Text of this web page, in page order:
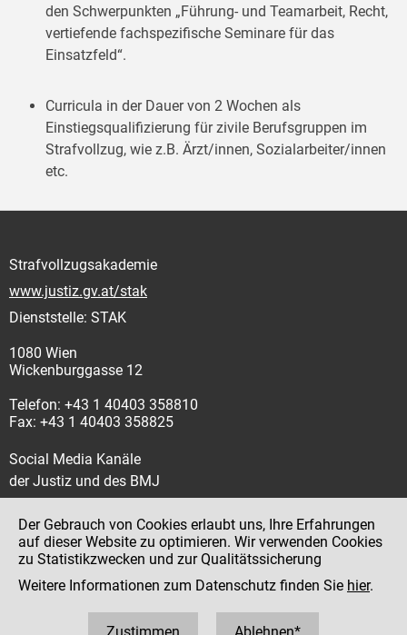
den Schwerpunkten „Führung- und Teamarbeit, Recht,
vertiefende fachspezifische Seminare für das
Einsatzfeld“.
Curricula in der Dauer von 2 Wochen als
Einstiegsqualifizierung für zivile Berufsgruppen im
Strafvollzug, wie z.B. Ärzt/innen, Sozialarbeiter/innen
etc.
Strafvollzugsakademie
www.justiz.gv.at/stak
Dienststelle: STAK
1080 Wien
Wickenburggasse 12
Telefon: +43 1 40403 358810
Fax: +43 1 40403 358825
Social Media Kanäle
der Justiz und des BMJ
Impressum
Datenschutz
Der Gebrauch von Cookies erlaubt uns, Ihre Erfahrungen
auf dieser Website zu optimieren. Wir verwenden Cookies
zu Statistikzwecken und zur Qualitätssicherung
Weitere Informationen zum Datenschutz finden Sie hier.